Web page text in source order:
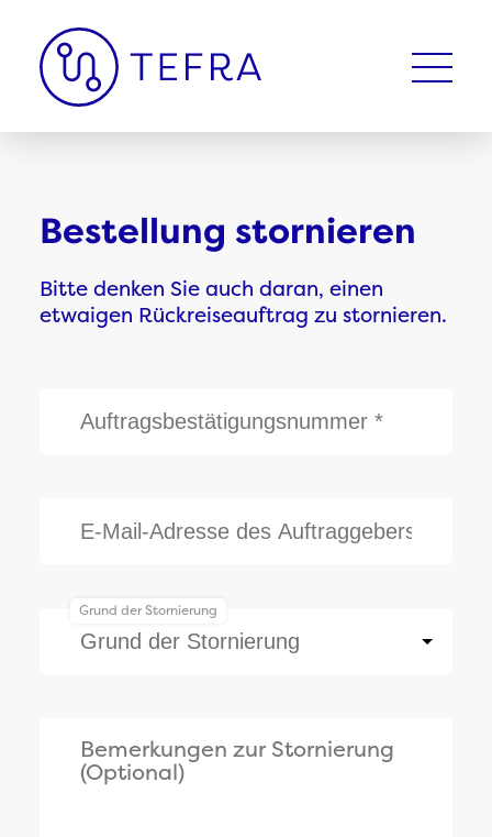
Bestellung stornieren
Bitte denken Sie auch daran, einen
etwaigen Rückreiseauftrag zu stornieren.
Grund der Stornierung